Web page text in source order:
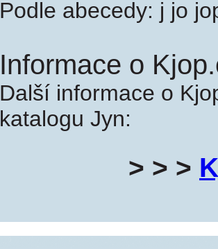
Podle abecedy: j jo
Informace o
Další informace o
katalogu Jyn:
> > >